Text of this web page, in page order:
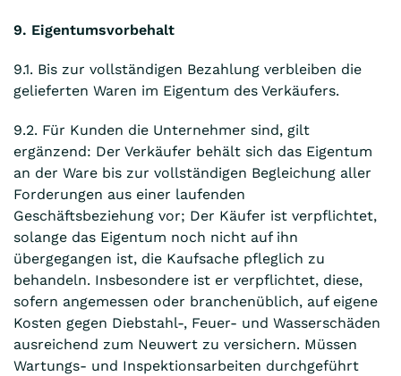
9. Eigentumsvorbehalt
9.1. Bis zur vollständigen Bezahlung verbleiben die
gelieferten Waren im Eigentum des Verkäufers.
9.2. Für Kunden die Unternehmer sind, gilt
ergänzend: Der Verkäufer behält sich das Eigentum
an der Ware bis zur vollständigen Begleichung aller
Forderungen aus einer laufenden
Geschäftsbeziehung vor; Der Käufer ist verpflichtet,
solange das Eigentum noch nicht auf ihn
übergegangen ist, die Kaufsache pfleglich zu
behandeln. Insbesondere ist er verpflichtet, diese,
sofern angemessen oder branchenüblich, auf eigene
Kosten gegen Diebstahl-, Feuer- und Wasserschäden
ausreichend zum Neuwert zu versichern. Müssen
Wartungs- und Inspektionsarbeiten durchgeführt